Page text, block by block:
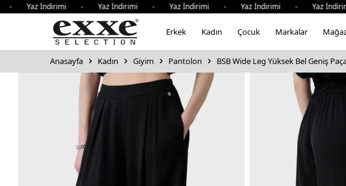
İndirimi - Yaz İndirimi - Yaz İndirimi - Yaz İndirimi - Yaz
Erkek Kadın Çocuk Markalar
Anasayfa Kadın Giyim Pantolon BSB Wide Leg Yüksek Bel Geniş